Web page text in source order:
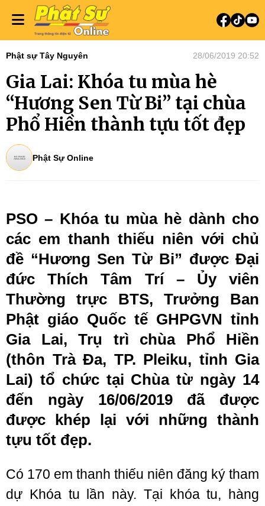
Phật sự Tây Nguyên 28/06/2019 20:52
Gia Lai: Khóa tu mùa hè
“Hương Sen Từ Bi” tại chùa
Phổ Hiền thành tựu tốt đẹp
Phật Sự Online
PSO – Khóa tu mùa hè dành cho
các em thanh thiếu niên với chủ
đề “Hương Sen Từ Bi” được Đại
đức Thích Tâm Trí – Ủy viên
Thường trực BTS, Trưởng Ban
Phật giáo Quốc tế GHPGVN tỉnh
Gia Lai, Trụ trì chùa Phổ Hiền
(thôn Trà Đa, TP. Pleiku, tỉnh Gia
Lai) tổ chức tại Chùa từ ngày 14
đến ngày 16/06/2019 đã được
được khép lại với những thành
tựu tốt đẹp.
Có 170 em thanh thiếu niên đăng ký tham
dự Khóa tu lần này. Tại khóa tu, hàng